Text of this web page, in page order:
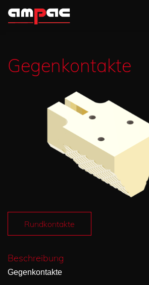
Gegenkontakte
Rundkontakte
Beschreibung
Gegenkontakte